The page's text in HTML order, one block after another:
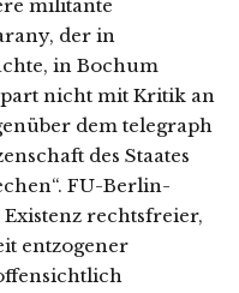
militante
der in
in Bochum
nicht mit Kritik an
dem telegraph
des Staates
FU-Berlin-
rechtsfreier,
entzogener